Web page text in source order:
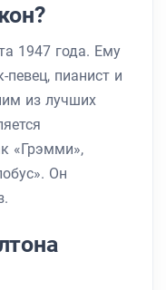
1947 года. Ему
пианист и
из лучших
«Грэмми»,
Он